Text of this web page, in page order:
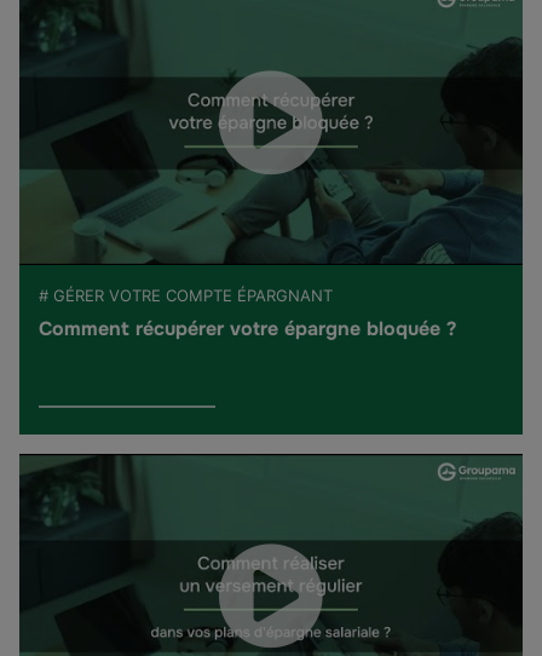
# GÉRER VOTRE COMPTE ÉPARGNANT
Comment récupérer votre épargne bloquée ?